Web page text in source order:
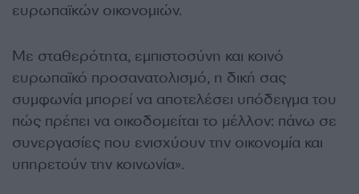
ευρωπαϊκών οικονομιών.
Με σταθερότητα, εμπιστοσύνη και κοινό
ευρωπαϊκό προσανατολισμό, η δική σας
συμφωνία μπορεί να αποτελέσει υπόδειγμα του
πώς πρέπει να οικοδομείται το μέλλον: πάνω σε
συνεργασίες που ενισχύουν την οικονομία και
υπηρετούν την κοινωνία».